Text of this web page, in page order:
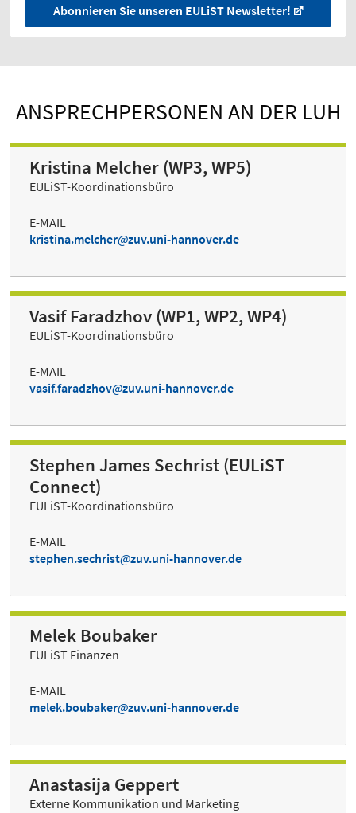
Abonnieren Sie unseren EULiST Newsletter!
ANSPRECHPERSONEN AN DER LUH
Kristina Melcher (WP3, WP5)
EULiST-Koordinationsbüro
E-MAIL
kristina.melcher
zuv.uni-hannover.de
Vasif Faradzhov (WP1, WP2, WP4)
EULiST-Koordinationsbüro
E-MAIL
vasif.faradzhov
zuv.uni-hannover.de
Stephen James Sechrist (EULiST
Connect)
EULiST-Koordinationsbüro
E-MAIL
stephen.sechrist
zuv.uni-hannover.de
Melek Boubaker
EULiST Finanzen
E-MAIL
melek.boubaker
zuv.uni-hannover.de
Anastasija Geppert
Externe Kommunikation und Marketing